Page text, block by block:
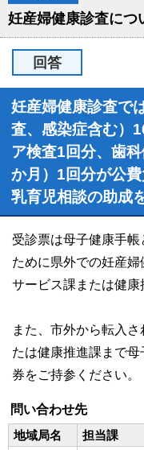
妊産婦健康診査につ
回答
妊産婦健康診査で
査、感染症含む）
ア検査1回分、歯
か月）1回分が公
乳育児相談の助成
受診票は母子健康手
ために県外での妊産
サービス課または健康
また、市外から転入
たは健康推進課まで
券をご持参ください。
問い合わせ先
地域局名
担当課